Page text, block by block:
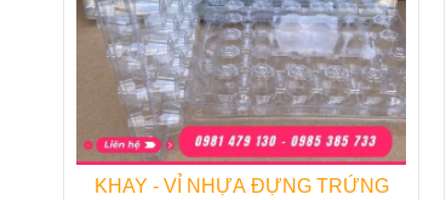
KHAY - VỈ NHỰA ĐỰNG TRỨNG